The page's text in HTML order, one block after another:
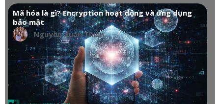
Mã hóa là gì? Encryption hoạt động và ứng dụng
bảo mật
Nguyễn Xuân Thiên